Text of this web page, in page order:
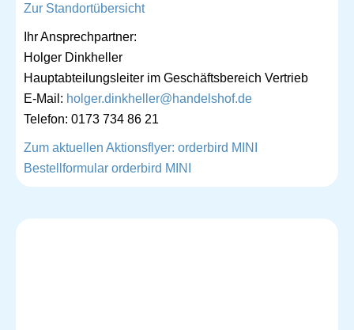
Zur Standortübersicht
Ihr Ansprechpartner:
Holger Dinkheller
Hauptabteilungsleiter im Geschäftsbereich Vertrieb
E-Mail: holger.dinkheller@handelshof.de
Telefon: 0173 734 86 21
Zum aktuellen Aktionsflyer: orderbird MINI
Bestellformular orderbird MINI